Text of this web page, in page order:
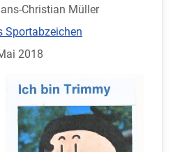
Christian Müller
Sportabzeichen
2018